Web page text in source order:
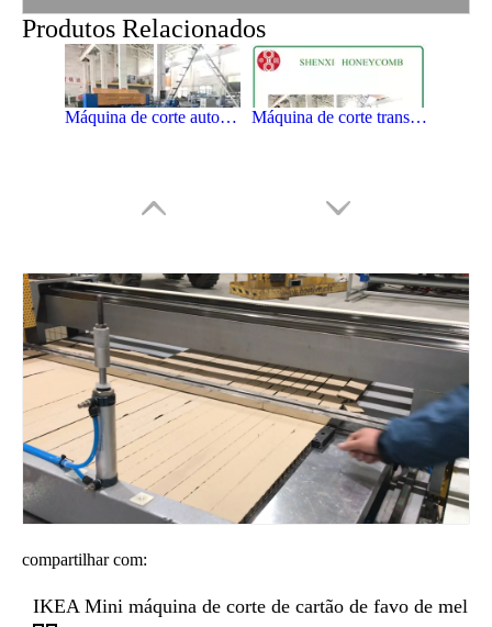
Produtos Relacionados
Máquina de corte automática do cartão do favo de mel de IKEA Máquina de corte transversal automática do favo de mel
compartilhar com:
IKEA Mini máquina de corte de cartão de favo de mel